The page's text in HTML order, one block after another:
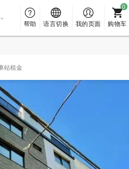
帮助 语言切换 我的页面 购物车
站租金